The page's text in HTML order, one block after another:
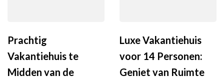
Prachtig
Vakantiehuis te
Midden van de
Luxe Vakantiehuis
voor 14 Personen:
Geniet van Ruimte